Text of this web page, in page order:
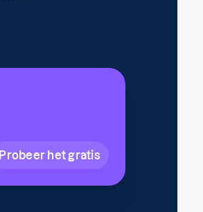
Probeer het gratis